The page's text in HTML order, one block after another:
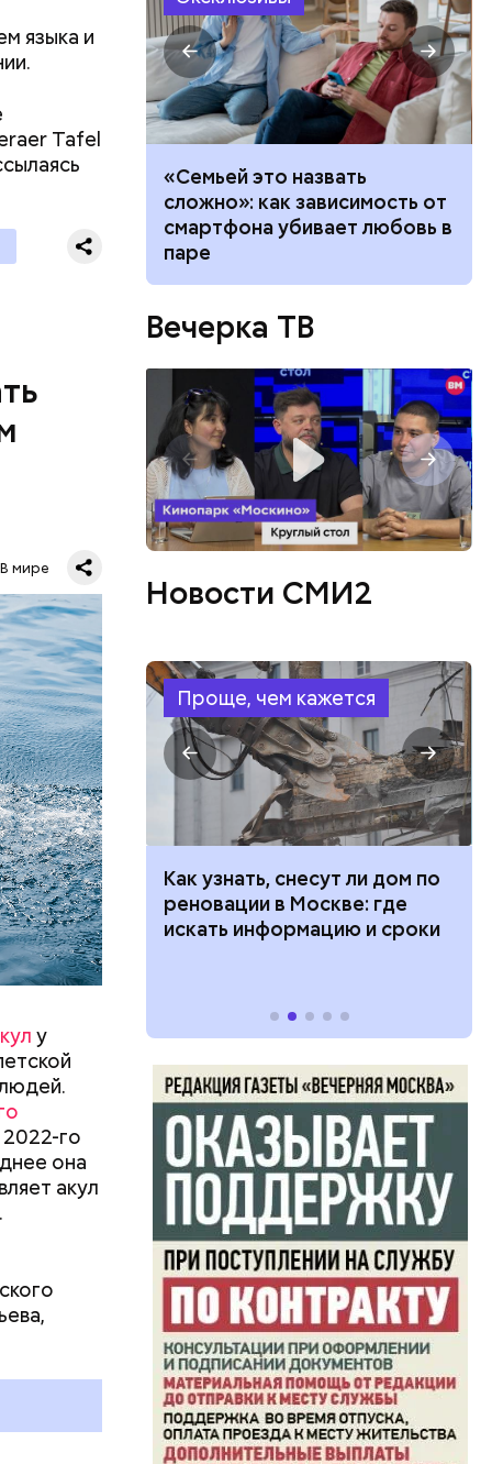
языка и
Tafel
В мире
у
го
она
акул
лет
это
в
военных
как
борщевик и
«Семьей это назвать
сложно»: как зависимость от
смартфона убивает любовь в
паре
Вечерка ТВ
Новости СМИ2
Проще, чем кажется
тысяч
при
кто может
нужны
Как узнать, снесут ли дом по
реновации в Москве: где
искать информацию и сроки